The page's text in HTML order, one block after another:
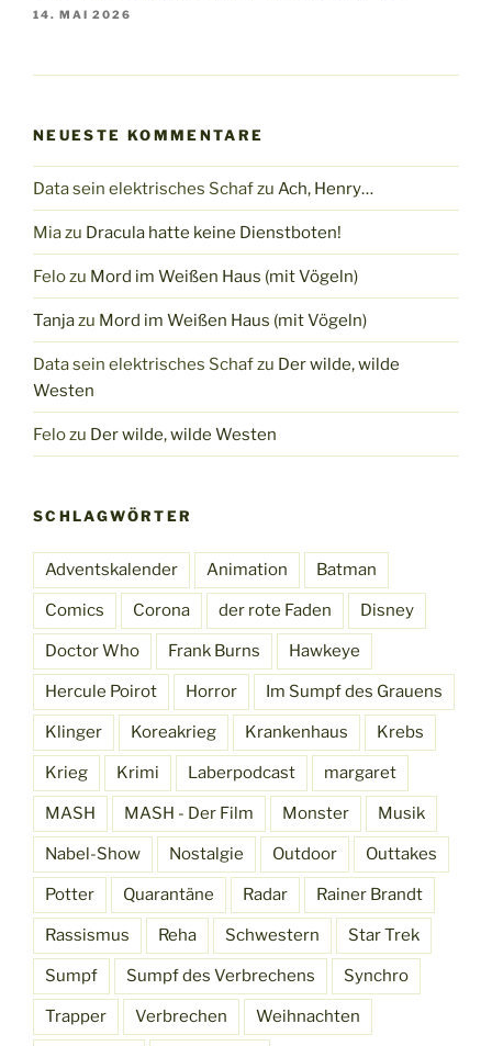
14. MAI 2026
NEUESTE KOMMENTARE
Data sein elektrisches Schafzu Ach, Henry…
Miazu Dracula hatte keine Dienstboten!
Felozu Mord im Weißen Haus (mit Vögeln)
Tanjazu Mord im Weißen Haus (mit Vögeln)
Data sein elektrisches Schafzu Der wilde, wilde
Westen
Felozu Der wilde, wilde Westen
SCHLAGWÖRTER
Adventskalender Animation Batman
Comics Corona der rote Faden Disney
Doctor Who Frank Burns Hawkeye
Hercule Poirot Horror Im Sumpf des Grauens
Klinger Koreakrieg Krankenhaus Krebs
Krieg Krimi Laberpodcast margaret
MASH MASH - Der Film Monster Musik
Nabel-Show Nostalgie Outdoor Outtakes
Potter Quarantäne Radar Rainer Brandt
Rassismus Reha Schwestern Star Trek
Sumpf Sumpf des Verbrechens Synchro
Trapper Verbrechen Weihnachten